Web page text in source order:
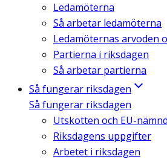
Ledamöterna
Så arbetar ledamöterna
Ledamöternas arvoden
Partierna i riksdagen
Så arbetar partierna
Så fungerar riksdagen
Så fungerar riksdagen
Utskotten och EU-
Riksdagens uppgifter
Arbetet i riksdagen